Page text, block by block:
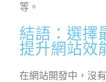
等。
結語：選擇
提升網站效
在網站開發中，沒